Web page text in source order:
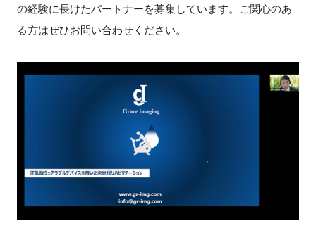
の経験に長けたパートナーを募集しています。ご関心のあ
る方はぜひお問い合わせください。